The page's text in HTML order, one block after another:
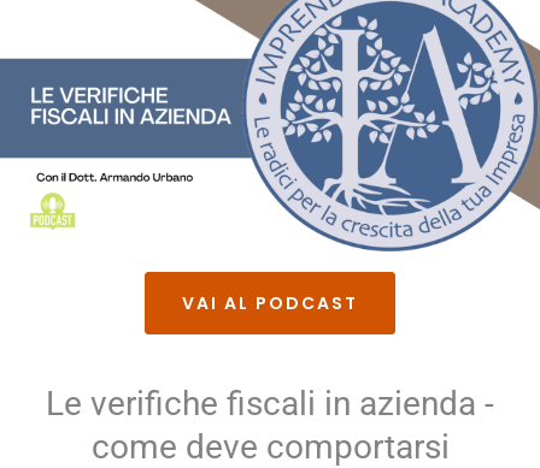
VAI AL PODCAST
Le verifiche fiscali in azienda -
come deve comportarsi